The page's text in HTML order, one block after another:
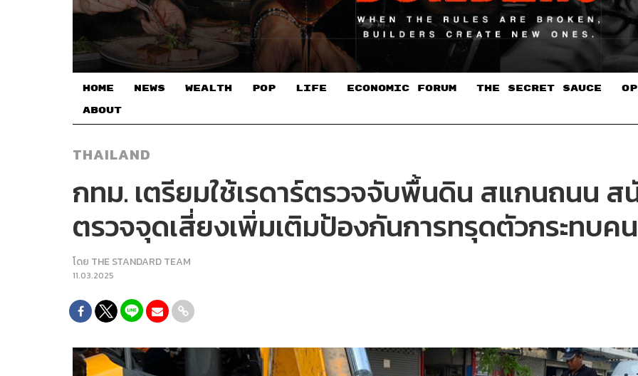
HOME NEWS WEALTH POP LIFE ECONOMIC FORUM THE SECRET SAUCE​
ABOUT
THAILAND
กทม. เตรียมใช้เรดาร์ตรวจจับพื้นดิน สแกนถนน
ตรวจจุดเสี่ยงเพิ่มเติมป้องกันการทรุดตัวกระทบคน
โดย THE STANDARD TEAM
11.03.2025